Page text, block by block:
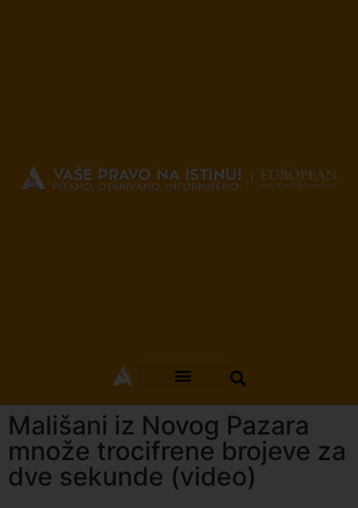
Mališani iz Novog Pazara
množe trocifrene brojeve za
dve sekunde (video)